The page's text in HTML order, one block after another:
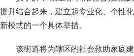
提升结合起来，建立起专业化、个性
新模式的一个具体举措。
该街道将为辖区的社会救助家庭